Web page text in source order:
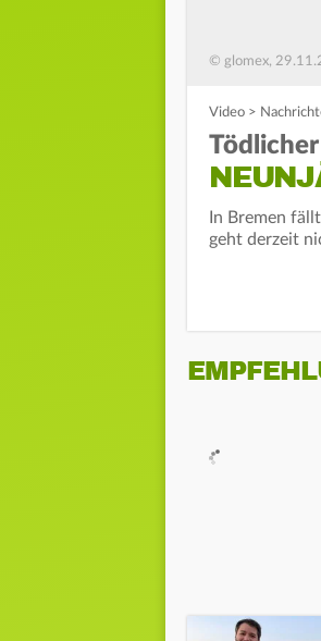
© glomex,
Video >
In Bremen
geht derzeit